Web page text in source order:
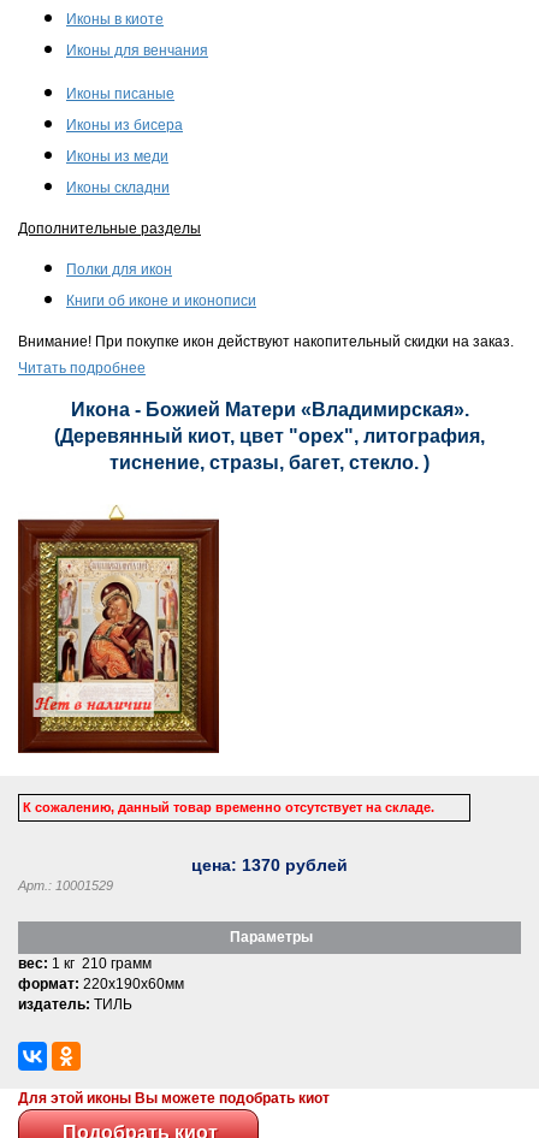
Иконы в киоте
Иконы для венчания
Иконы писаные
Иконы из бисера
Иконы из меди
Иконы складни
Дополнительные разделы
Полки для икон
Книги об иконе и иконописи
Внимание! При покупке икон действуют накопительный скидки на заказ.
Читать подробнее
Икона - Божией Матери «Владимирская».
(Деревянный киот, цвет "орех", литография,
тиснение, стразы, багет, стекло. )
К сожалению, данный товар временно отсутствует на складе.
цена: 1370 рублей
Арт.: 10001529
Параметры
вес: 1 кг 210 грамм
формат: 220x190x60мм
издатель: ТИЛЬ
Для этой иконы Вы можете подобрать киот